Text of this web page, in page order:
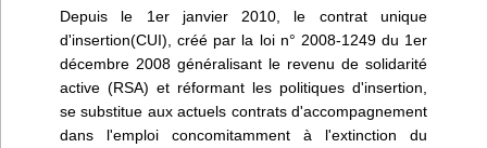
Depuis le 1er janvier 2010, le contrat unique
d'insertion(CUI), créé par la loi n° 2008-1249 du 1er
décembre 2008 généralisant le revenu de solidarité
active (RSA) et réformant les politiques d'insertion,
se substitue aux actuels contrats d'accompagnement
dans l'emploi concomitamment à l'extinction du